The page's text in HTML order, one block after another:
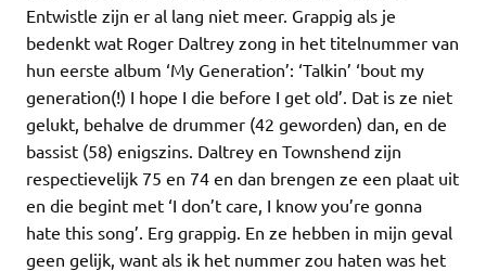
Entwistle zijn er al lang niet meer. Grappig als je
bedenkt wat Roger Daltrey zong in het titelnummer van
hun eerste album ‘My Generation’: ‘Talkin’ ‘bout my
generation(!) I hope I die before I get old’. Dat is ze niet
gelukt, behalve de drummer (42 geworden) dan, en de
bassist (58) enigszins. Daltrey en Townshend zijn
respectievelijk 75 en 74 en dan brengen ze een plaat uit
en die begint met ‘I don’t care, I know you’re gonna
hate this song’. Erg grappig. En ze hebben in mijn geval
geen gelijk, want als ik het nummer zou haten was het